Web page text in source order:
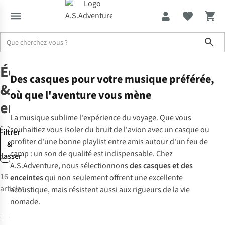
Électroniques de sport
&
Écouteurs
&
enceintes
16
articles
Shokz
Avis d'experts
Shokz
Des casques pour votre musique préférée,
où que l'aventure vous mène
La musique sublime l'expérience du voyage. Que vous
souhaitiez vous isoler du bruit de l'avion avec un casque ou
profiter d'une bonne playlist entre amis autour d'un feu de
camp : un son de qualité est indispensable. Chez
A.S.Adventure, nous sélectionnonsdes casques et des
enceintesqui non seulement offrent une excellente
acoustique, mais résistent aussi aux rigueurs de la vie
nomade.